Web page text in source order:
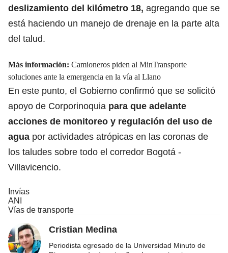
deslizamiento del kilómetro 18, agregando que se
está haciendo un manejo de drenaje en la parte alta
del talud.
Más información: Camioneros piden al MinTransporte
soluciones ante la emergencia en la vía al Llano
En este punto, el Gobierno confirmó que se solicitó
apoyo de Corporinoquia para que adelante
acciones de monitoreo y regulación del uso de
agua por actividades atrópicas en las coronas de
los taludes sobre todo el corredor Bogotá -
Villavicencio.
Invías
ANI
Vías de transporte
Cristian Medina
Periodista egresado de la Universidad Minuto de